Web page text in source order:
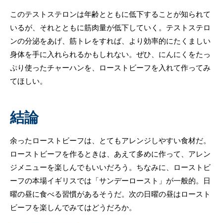
このテストステロンは年齢とともに低下することが知られて
いるが、それとともに筋肉量が低下していく。テストステロ
ンの分泌をあげ、筋トレをすれば、より効率的にたくましい
身体を手に入れられるかもしれない。ぜひ、にんにくをたっ
ぷり使ったチャーハンを、ローストビーフを入れて作ってみ
てほしい。
結論
余ったローストビーフは、とてもアレンジしやすい食材だ。
ローストビーフを作るときは、あえて多めに作って、アレン
ジメニューを楽しんでもいいだろう。ちなみに、ローストビ
ーフの本場イギリスでは「サンデーロースト」が一般的。日
曜の昼に食べる習慣があるそうだ。次の日曜の昼はロースト
ビーフを楽しんでみてはどうだろか。